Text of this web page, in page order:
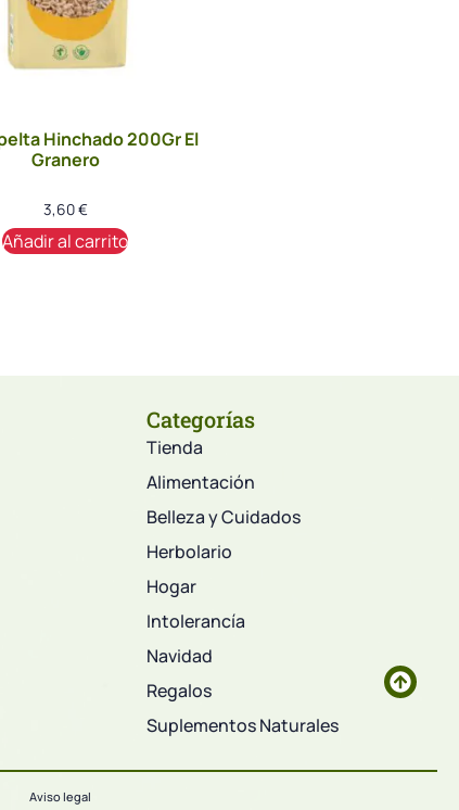
Hinchado 200Gr El
Granero
3,60€
Añadir al carrito
Categorías
Tienda
Alimentación
Belleza y Cuidados
Herbolario
Hogar
Intolerancía
Navidad
Regalos
Suplementos Naturales
Aviso legal